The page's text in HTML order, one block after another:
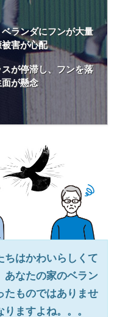
ランダにフンが大量
害が心配
が停滞し、フンを落
が懸念
ちはかわいらしくて
あなたの家のベラン
たものではありませ
ますよね。。。